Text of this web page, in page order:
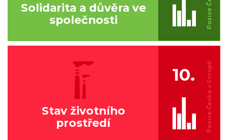
Solidarita a důvěra ve
společnosti
Stav životního
prostředí
10.